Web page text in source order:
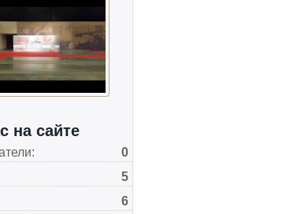
на сайте
0
5
6